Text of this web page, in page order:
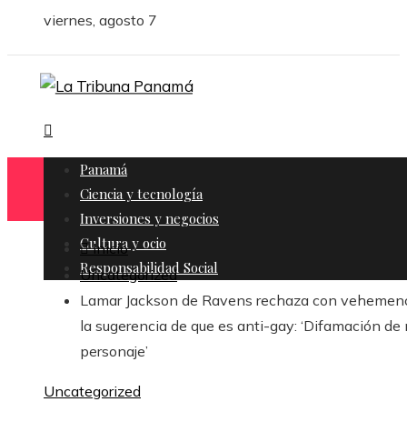
viernes, agosto 7
Panamá
Ciencia y tecnología
Inversiones y negocios
Cultura y ocio
Responsabilidad Social
Inicio
Uncategorized
Lamar Jackson de Ravens rechaza con
la sugerencia de que es anti-gay: ‘Difamación de
personaje’
Uncategorized